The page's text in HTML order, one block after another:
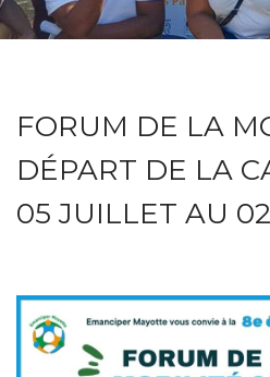
FORUM DE LA
DÉPART DE LA
05 JUILLET AU